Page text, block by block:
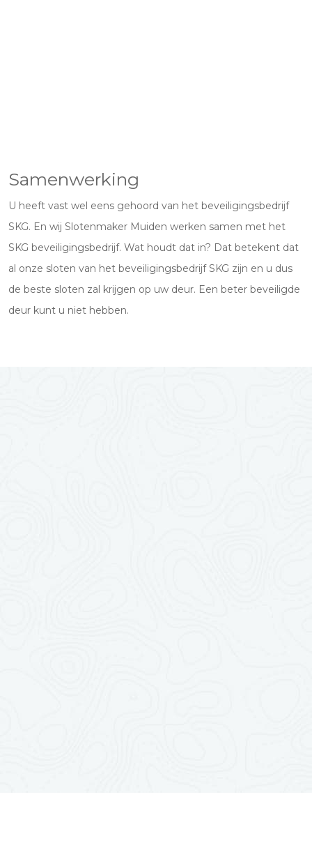
Samenwerking
U heeft vast wel eens gehoord van het beveiligingsbedrijf
SKG. En wij Slotenmaker Muiden werken samen met het
SKG beveiligingsbedrijf. Wat houdt dat in? Dat betekent dat
al onze sloten van het beveiligingsbedrijf SKG zijn en u dus
de beste sloten zal krijgen op uw deur. Een beter beveiligde
deur kunt u niet hebben.